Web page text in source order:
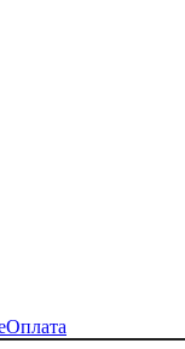
Оплата